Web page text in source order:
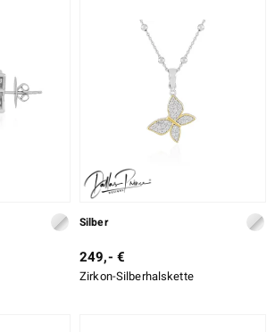
Silber
249,- €
Zirkon-Silberhalskette